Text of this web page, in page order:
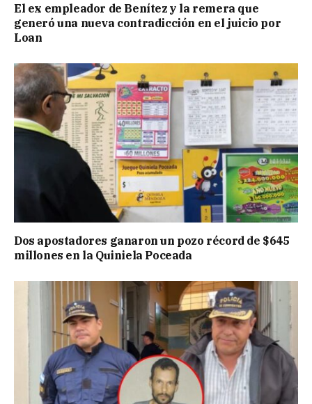
El ex empleador de Benítez y la remera que
generó una nueva contradicción en el juicio por
Loan
Dos apostadores ganaron un pozo récord de $645
millones en la Quiniela Poceada